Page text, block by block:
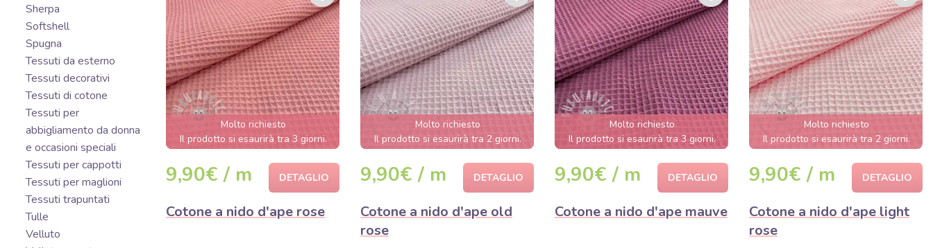
Sherpa
Softshell
Spugna
Tessuti da esterno
Tessuti decorativi
Tessuti di cotone
Tessuti per
abbigliamento da donna
e occasioni speciali
Tessuti per cappotti
Tessuti per maglioni
Tessuti trapuntati
Tulle
Velluto
Molto richiesto
Il prodotto si esaurirà tra 3 giorni.
9,90€ / m DETAGLIO
Cotone a nido d'ape rose
Molto richiesto
Il prodotto si esaurirà tra 2 giorni.
9,90€ / m DETAGLIO
Cotone a nido d'ape old
rose
Molto richiesto
Il prodotto si esaurirà tra 3 giorni.
9,90€ / m DETAGLIO
Cotone a nido d'ape mauve
Molto richiesto
Il prodotto si esaurirà tra 2 giorni.
9,90€ / m DETAGLIO
Cotone a nido d'ape light
rose